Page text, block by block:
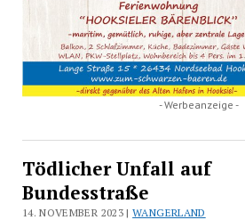
- Werbeanzeige -
Tödlicher Unfall auf
Bundesstraße
14. NOVEMBER 2023 |WANGERLAND